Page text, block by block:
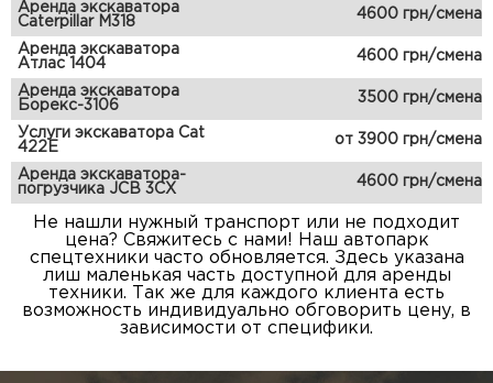
Аренда экскаватора
Caterpillar M318
4600 грн/смена
Аренда экскаватора
Атлас 1404
4600 грн/смена
Аренда экскаватора
Борекс-3106
3500 грн/смена
Услуги экскаватора Cat
422E
от 3900 грн/смена
Аренда экскаватора-
погрузчика JCB 3CX
4600 грн/смена
Не нашли нужный транспорт или не подходит
цена? Свяжитесь с нами! Наш автопарк
спецтехники часто обновляется. Здесь указана
лиш маленькая часть доступной для аренды
техники. Так же для каждого клиента есть
возможность индивидуально обговорить цену, в
зависимости от специфики.